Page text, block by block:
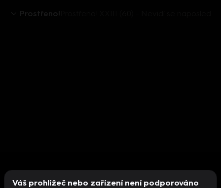
Prostřeno!
Váš prohlížeč nebo zařízení není podporováno